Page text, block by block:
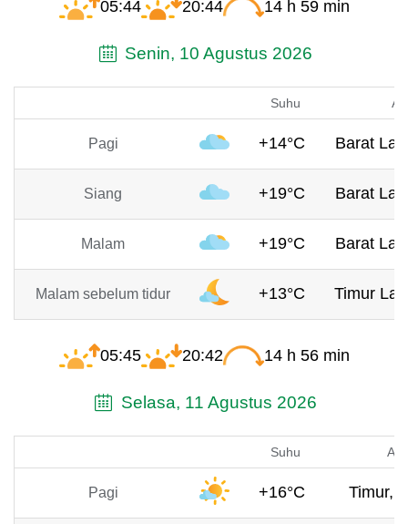
05:44 20:44 14 h 59 min
Senin, 10 Agustus 2026
Suhu
Pagi +14°C Barat
Siang +19°C Barat
Malam +19°C Barat
Malam sebelum tidur +13°C Timur
05:45 20:42 14 h 56 min
Selasa, 11 Agustus 2026
Suhu
Pagi +16°C Timur,